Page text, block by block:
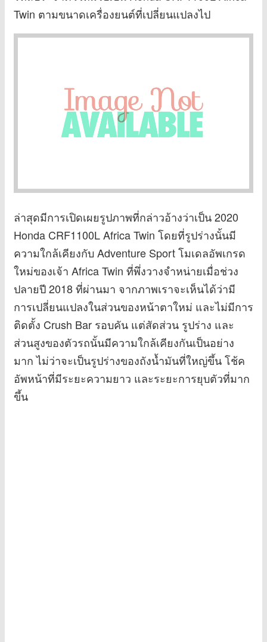
Twin ตามขนาดเครื่องยนต์ที่เปลี่ยนแปลงไป
ล่าสุดมีการเปิดเผยรูปภาพที่กล่าวอ้างว่าเป็น 2020
Honda CRF1100L Africa Twin โดยที่รูปร่างนั้นมี
ความใกล้เคียงกับ Adventure Sport โมเดลอัพเกรด
ใหม่ของเจ้า Africa Twin ที่พึ่งวางจำหน่ายเมื่อช่วง
ปลายปี 2018 ที่ผ่านมา จากภาพเราจะเห็นได้ว่ามี
การเปลี่ยนแปลงในส่วนของหน้าตาใหม่ และไม่มีการ
ติดตั้ง Crush Bar รอบคัน แต่สัดส่วน รูปร่าง และ
ส่วนสูงของตัวรถนั้นมีความใกล้เคียงกันเป็นอย่าง
มาก ไม่ว่าจะเป็นรูปร่างของถังน้ำมันที่ใหญ่ขึ้น โช้ค
อัพหน้าที่มีระยะความยาว และระยะการยุบตัวที่มาก
ขึ้น